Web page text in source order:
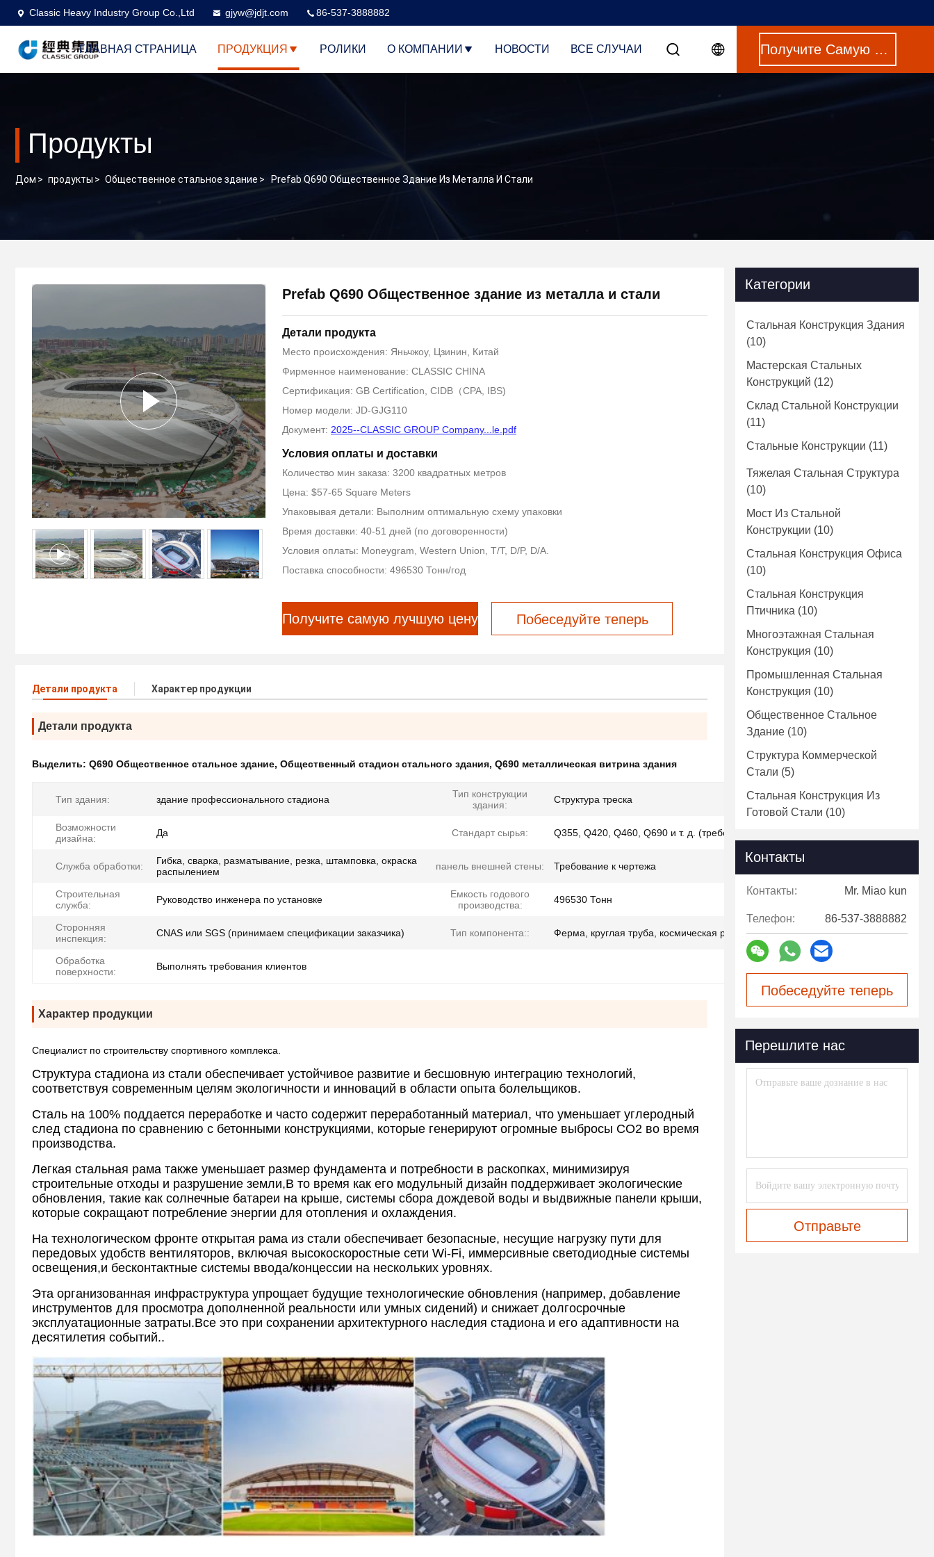
Classic Heavy Industry Group Co.,Ltd gjyw@jdjt.com 86-537-3888882
ГЛАВНАЯ СТРАНИЦА ПРОДУКЦИЯ РОЛИКИ О КОМПАНИИ НОВОСТИ ВСЕ СЛУЧАИ Получите Самую Лучшую Цену
Продукты
Дом > продукты > Общественное стальное здание > Prefab Q690 Общественное Здание Из Металла И Стали
Prefab Q690 Общественное здание из металла и стали
Детали продукта
Место происхождения: Яньчжоу, Цзинин, Китай
Фирменное наименование: CLASSIC CHINA
Сертификация: GB Certification, CIDB（CPA, IBS)
Номер модели: JD-GJG110
Документ: 2025--CLASSIC GROUP Company...le.pdf
Условия оплаты и доставки
Количество мин заказа: 3200 квадратных метров
Цена: $57-65 Square Meters
Упаковывая детали: Выполним оптимальную схему упаковки
Время доставки: 40-51 дней (по договоренности)
Условия оплаты: Moneygram, Western Union, T/T, D/P, D/A.
Поставка способности: 496530 Тонн/год
Получите самую лучшую цену Побеседуйте теперь
Детали продукта Характер продукции
Детали продукта
Выделить: Q690 Общественное стальное здание, Общественный стадион стального здания, Q690 металлическая витрина здания
Тип здания: здание профессионального стадиона
Тип конструкции
здания:
Структура треска
Возможности
дизайна:
Да Стандарт сырья: Q355, Q420, Q460, Q690 и т. д. (требования к чертежам)
Служба обработки:
Гибка, сварка, разматывание, резка, штамповка, окраска
распылением
панель внешней стены: Требование к чертежа
Строительная
служба:
Руководство инженера по установке
Емкость годового
производства:
496530 Тонн
Сторонняя
инспекция:
CNAS или SGS (принимаем спецификации заказчика) Тип компонента:: Ферма, круглая труба, космическая рама и т. д.
Обработка
поверхности:
Выполнять требования клиентов
Характер продукции
Специалист по строительству спортивного комплекса.
Структура стадиона из стали обеспечивает устойчивое развитие и бесшовную интеграцию технологий,
соответствуя современным целям экологичности и инноваций в области опыта болельщиков.
Сталь на 100% поддается переработке и часто содержит переработанный материал, что уменьшает углеродный
след стадиона по сравнению с бетонными конструкциями, которые генерируют огромные выбросы CO2 во время
производства.
Легкая стальная рама также уменьшает размер фундамента и потребности в раскопках, минимизируя
строительные отходы и разрушение земли,В то время как его модульный дизайн поддерживает экологические
обновления, такие как солнечные батареи на крыше, системы сбора дождевой воды и выдвижные панели крыши,
которые сокращают потребление энергии для отопления и охлаждения.
На технологическом фронте открытая рама из стали обеспечивает безопасные, несущие нагрузку пути для
передовых удобств вентиляторов, включая высокоскоростные сети Wi-Fi, иммерсивные светодиодные системы
освещения,и бесконтактные системы ввода/концессии на нескольких уровнях.
Эта организованная инфраструктура упрощает будущие технологические обновления (например, добавление
инструментов для просмотра дополненной реальности или умных сидений) и снижает долгосрочные
эксплуатационные затраты.Все это при сохранении архитектурного наследия стадиона и его адаптивности на
десятилетия событий..
Категории
Стальная Конструкция Здания
(10)
Мастерская Стальных
Конструкций (12)
Склад Стальной Конструкции
(11)
Стальные Конструкции (11)
Тяжелая Стальная Структура
(10)
Мост Из Стальной
Конструкции (10)
Стальная Конструкция Офиса
(10)
Стальная Конструкция
Птичника (10)
Многоэтажная Стальная
Конструкция (10)
Промышленная Стальная
Конструкция (10)
Общественное Стальное
Здание (10)
Структура Коммерческой
Стали (5)
Стальная Конструкция Из
Готовой Стали (10)
Контакты
Контакты: Mr. Miao kun
Телефон: 86-537-3888882
Побеседуйте теперь
Перешлите нас
Отправьте